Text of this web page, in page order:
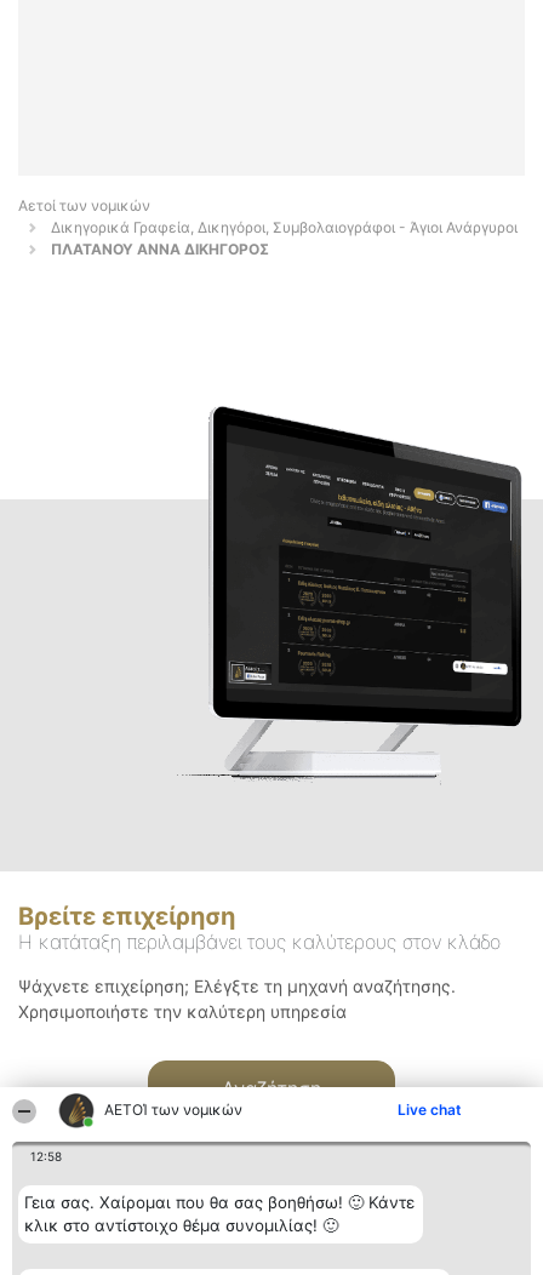
ΑΕΤΟΊ των νομικών Live chat
12:58
Γεια σας. Χαίρομαι που θα σας βοηθήσω! 🙂 Κάντε
κλικ στο αντίστοιχο θέμα συνομιλίας! 🙂
Αετοί των νομικών
Δικηγορικά Γραφεία, Δικηγόροι, Συμβολαιογράφοι - Άγιοι Ανάργυροι
ΠΛΑΤΑΝΟΥ ΑΝΝΑ ΔΙΚΗΓΟΡΟΣ
Βρείτε επιχείρηση
Η κατάταξη περιλαμβάνει τους καλύτερους στον κλάδο
Ψάχνετε επιχείρηση; Ελέγξτε τη μηχανή αναζήτησης.
Χρησιμοποιήστε την καλύτερη υπηρεσία
Αναζήτηση
Διοργανωτής της
Κατάταξη Επικοινωνία